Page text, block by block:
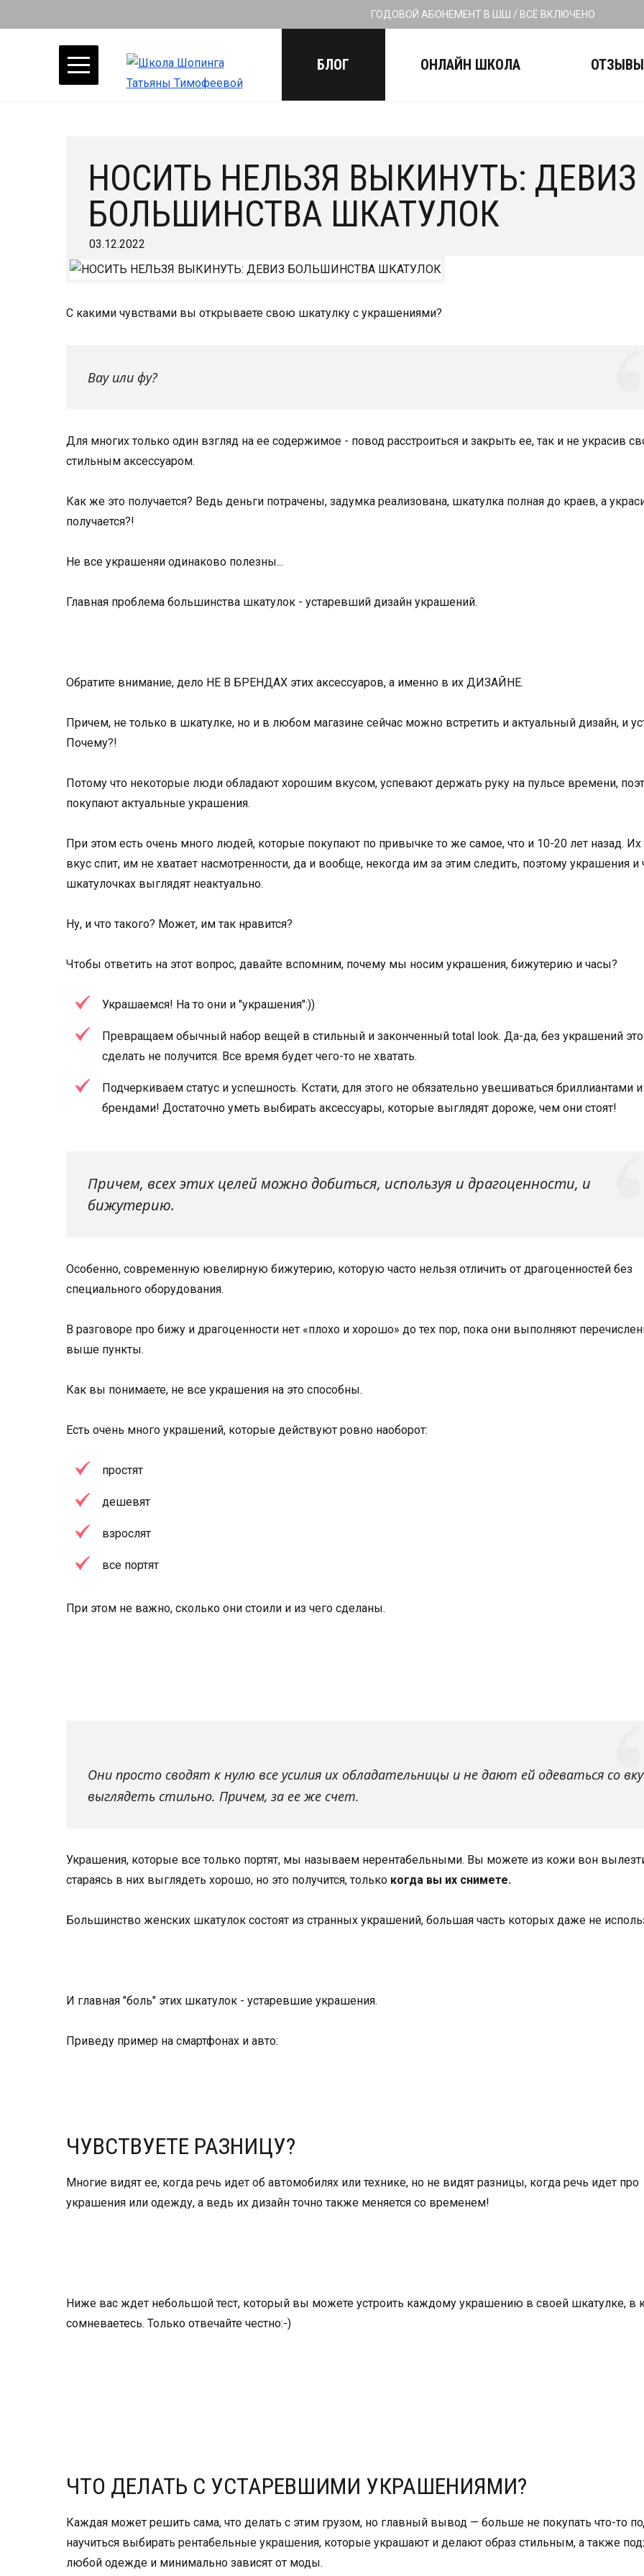
ГОДОВОЙ АБОНЕМЕНТ В ШШ / ВСЁ ВКЛЮЧЕНО
БЛОГ ОНЛАЙН ШКОЛА ОТЗЫВЫ
НОСИТЬ НЕЛЬЗЯ ВЫКИНУТЬ: ДЕВИЗ
БОЛЬШИНСТВА ШКАТУЛОК
03.12.2022
С какими чувствами вы открываете свою шкатулку с украшениями?
Вау или фу?
Для многих только один взгляд на ее содержимое - повод расстроиться и закрыть ее, так и не украсив
стильным аксессуаром.
Как же это получается? Ведь деньги потрачены, задумка реализована, шкатулка полная до краев, а
получается?!
Не все украшеняи одинаково полезны...
Главная проблема большинства шкатулок - устаревший дизайн украшений.
Обратите внимание, дело НЕ В БРЕНДАХ этих аксессуаров, а именно в их ДИЗАЙНЕ.
Причем, не только в шкатулке, но и в любом магазине сейчас можно встретить и актуальный дизайн, и
Почему?!
Потому что некоторые люди обладают хорошим вкусом, успевают держать руку на пульсе времени,
покупают актуальные украшения.
При этом есть очень много людей, которые покупают по привычке то же самое, что и 10-20 лет назад.
вкус спит, им не хватает насмотренности, да и вообще, некогда им за этим следить, поэтому украшения и
шкатулочках выглядят неактуально.
Ну, и что такого? Может, им так нравится?
Чтобы ответить на этот вопрос, давайте вспомним, почему мы носим украшения, бижутерию и часы?
Украшаемся! На то они и "украшения":))
Превращаем обычный набор вещей в стильный и законченный total look. Да-да, без украшений
сделать не получится. Все время будет чего-то не хватать.
Подчеркиваем статус и успешность. Кстати, для этого не обязательно увешиваться бриллиантами и
брендами! Достаточно уметь выбирать аксессуары, которые выглядят дороже, чем они стоят!
Причем, всех этих целей можно добиться, используя и драгоценности, и
бижутерию.
Особенно, современную ювелирную бижутерию, которую часто нельзя отличить от драгоценностей без
специального оборудования.
В разговоре про бижу и драгоценности нет «плохо и хорошо» до тех пор, пока они выполняют
выше пункты.
Как вы понимаете, не все украшения на это способны.
Есть очень много украшений, которые действуют ровно наоборот:
простят
дешевят
взрослят
все портят
При этом не важно, сколько они стоили и из чего сделаны.
Они просто сводят к нулю все усилия их обладательницы и не дают ей одеваться со
выглядеть стильно. Причем, за ее же счет.
Украшения, которые все только портят, мы называем нерентабельными. Вы можете из кожи вон
стараясь в них выглядеть хорошо, но это получится, только когда вы их снимете.
Большинство женских шкатулок состоят из странных украшений, большая часть которых даже не
И главная "боль" этих шкатулок - устаревшие украшения.
Приведу пример на смартфонах и авто:
ЧУВСТВУЕТЕ РАЗНИЦУ?
Многие видят ее, когда речь идет об автомобилях или технике, но не видят разницы, когда речь идет про
украшения или одежду, а ведь их дизайн точно также меняется со временем!
Ниже вас ждет небольшой тест, который вы можете устроить каждому украшению в своей шкатулке, в
сомневаетесь. Только отвечайте честно:-)
ЧТО ДЕЛАТЬ С УСТАРЕВШИМИ УКРАШЕНИЯМИ?
Каждая может решить сама, что делать с этим грузом, но главный вывод — больше не покупать что-то
научиться выбирать рентабельные украшения, которые украшают и делают образ стильным, а также
любой одежде и минимально зависят от моды.